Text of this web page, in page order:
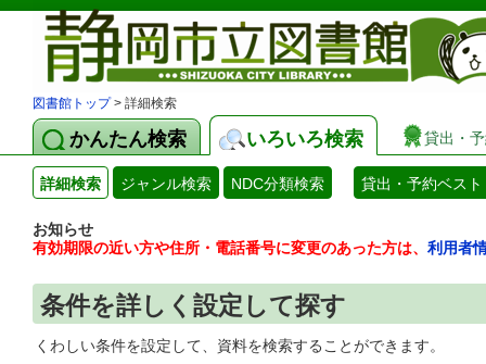
図書館トップ> 詳細検索
かんたん検索 いろいろ検索 貸出・
詳細検索 ジャンル検索 NDC分類検索 貸出・予約ベスト
お知らせ
有効期限の近い方や住所・電話番号に変更のあった方は、 利用者
条件を詳しく設定して探す
くわしい条件を設定して、資料を検索することができます。